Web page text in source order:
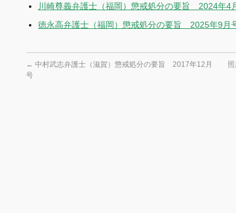
川崎尊義弁護士（福岡）懲戒処分の要旨 2024年4
徳永高弁護士（福岡）懲戒処分の要旨 2025年9月
← 中村武志弁護士（滋賀）懲戒処分の要旨 2017年12月
号